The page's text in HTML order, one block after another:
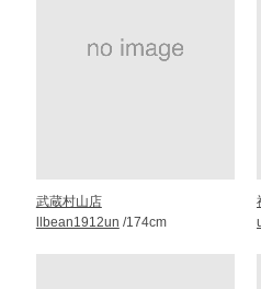
武蔵村山店
llbean1912un /174cm